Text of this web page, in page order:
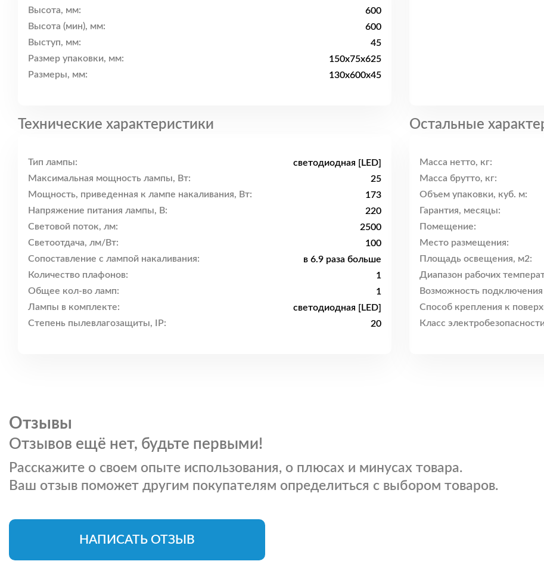
Высота, мм:
600
Высота (мин), мм:
600
Выступ, мм:
45
Размер упаковки, мм:
150x75x625
Размеры, мм:
130x600x45
Технические характеристики
Тип лампы:
светодиодная [LED]
Максимальная мощность лампы, Вт:
25
Мощность, приведенная к лампе накаливания, Вт:
173
Напряжение питания лампы, В:
220
Световой поток, лм:
2500
Светоотдача, лм/Вт:
100
Сопоставление с лампой накаливания:
в 6.9 раза больше
Количество плафонов:
1
Общее кол-во ламп:
1
Лампы в комплекте:
светодиодная [LED]
Степень пылевлагозащиты, IP:
20
Остальные
Масса нетто, кг:
Масса брутто, кг:
Объем упаковки, куб. м:
Гарантия, месяцы:
Помещение:
Место размещения:
Площадь освещения, м2:
Диапазон рабочих
Возможность
Способ крепления к
Класс
Отзывы
Отзывов ещё нет, будьте первыми!
Расскажите о своем опыте использования, о плюсах и минусах товара.
Ваш отзыв поможет другим покупателям определиться с выбором товаров.
НАПИСАТЬ ОТЗЫВ